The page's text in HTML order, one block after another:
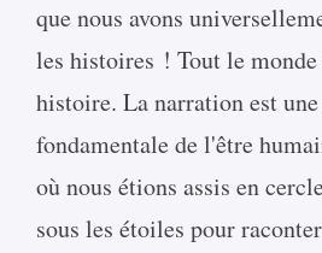
que nous avons
les histoires ! Tout le
histoire. La narration est
fondamentale de l'être
où nous étions assis en
sous les étoiles pour